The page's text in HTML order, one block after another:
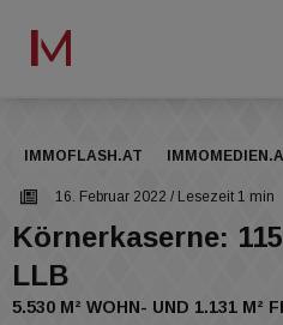
IMMOFLASH.AT
16. Februar 2022 / Lesezeit 1 min
Körnerkaserne:
LLB
5.530 M² WOHN- UND 1.131 M²